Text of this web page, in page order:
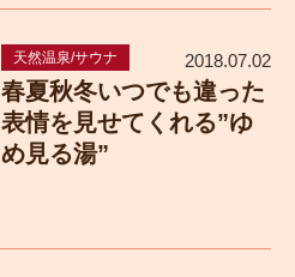
天然温泉/サウナ 2018.07.02
春夏秋冬いつでも違った
表情を見せてくれる”ゆ
め見る湯”